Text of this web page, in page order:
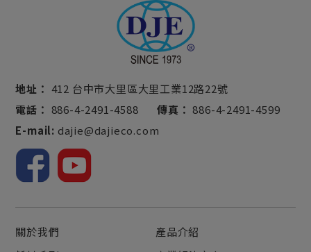
地址： 412 台中市大里區大里工業12路22號
電話： 886-4-2491-4588 傳真： 886-4-2491-4599
E-mail: dajie@dajieco.com
關於我們
產品介紹